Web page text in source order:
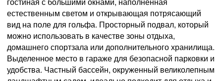
естественным светом и открывающая потрясающий
вид на поле для гольфа. Просторный подвал, который
можно использовать в качестве зоны отдыха,
домашнего спортзала или дополнительного хранилища.
Выделенное место в гараже для безопасной парковки и
удобства. Частный бассейн, окруженный великолепным